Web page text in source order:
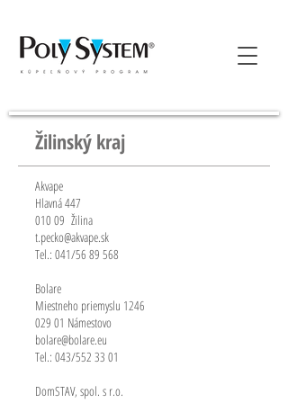
Žilinský kraj
Akvape
Hlavná 447
010 09 Žilina
t.pecko@akvape.sk
Tel.: 041/56 89 568
Bolare
Miestneho priemyslu 1246
029 01 Námestovo
bolare@bolare.eu
Tel.: 043/552 33 01
DomSTAV, spol. s r.o.